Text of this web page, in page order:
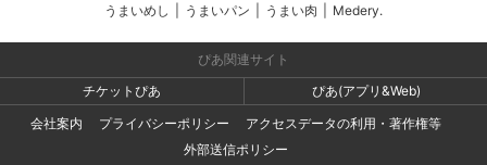
うまいめし
うまいパン うまい肉 Medery.
ぴあ関連サイト
チケットぴあ
ぴあ(アプリ&Web)
会社案内
プライバシーポリシー
アクセスデータの利用・著作権等
外部送信ポリシー